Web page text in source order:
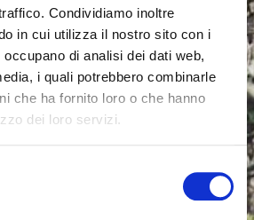
Condividiamo inoltre
in cui utilizza il nostro sito con i
di analisi dei dati web,
i quali potrebbero combinarle
che ha fornito loro o che hanno
dei loro servizi.
browsing from Close